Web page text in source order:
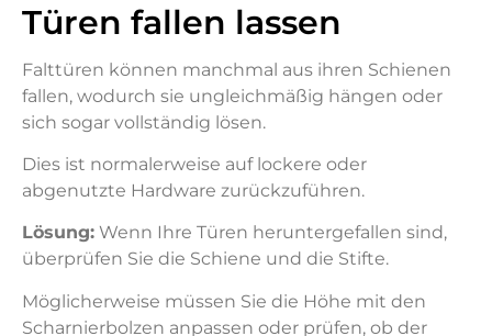
Türen fallen lassen
Falttüren können manchmal aus ihren Schienen
fallen, wodurch sie ungleichmäßig hängen oder
sich sogar vollständig lösen.
Dies ist normalerweise auf lockere oder
abgenutzte Hardware zurückzuführen.
Lösung: Wenn Ihre Türen heruntergefallen sind,
überprüfen Sie die Schiene und die Stifte.
Möglicherweise müssen Sie die Höhe mit den
Scharnierbolzen anpassen oder prüfen, ob der